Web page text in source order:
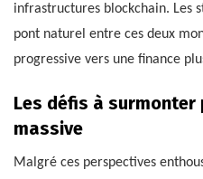
infrastructures blockchain. Les
pont naturel entre ces deux
progressive vers une finance
Les défis à
massive
Malgré ces perspectives